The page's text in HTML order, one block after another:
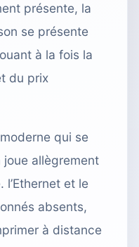
présente, la
se présente
à la fois la
du prix
qui se
joue allègrement
et le
absents,
à distance